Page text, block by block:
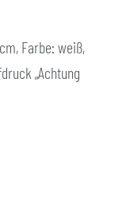
Farbe: weiß,
„Achtung